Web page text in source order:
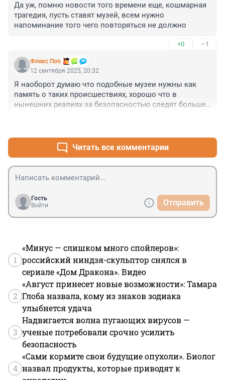
Да уж, помню новости того времени еще, кошмарная
трагедия, пусть ставят музей, всем нужно
напоминание того чего повторяться не должно
+0 –1
Флекс Поп
12 сентября 2025, 20:32
Я наоборот думаю что подобные музеи нужны как
память о таких происшествиях, хорошо что в
нынешних реалиях за безопасностью следят больше..
Читать все комментарии
Гость
Войти
Отправить
1
«Минус — слишком много спойлеров»:
российский ниндзя-скульптор снялся в
сериале «Дом Дракона». Видео
2
«Август принесет новые возможности»: Тамара
Глоба назвала, кому из знаков зодиака
улыбнется удача
3
Надвигается волна пугающих вирусов —
ученые потребовали срочно усилить
безопасность
4
«Сами кормите свои будущие опухоли». Биолог
назвал продукты, которые приводят к